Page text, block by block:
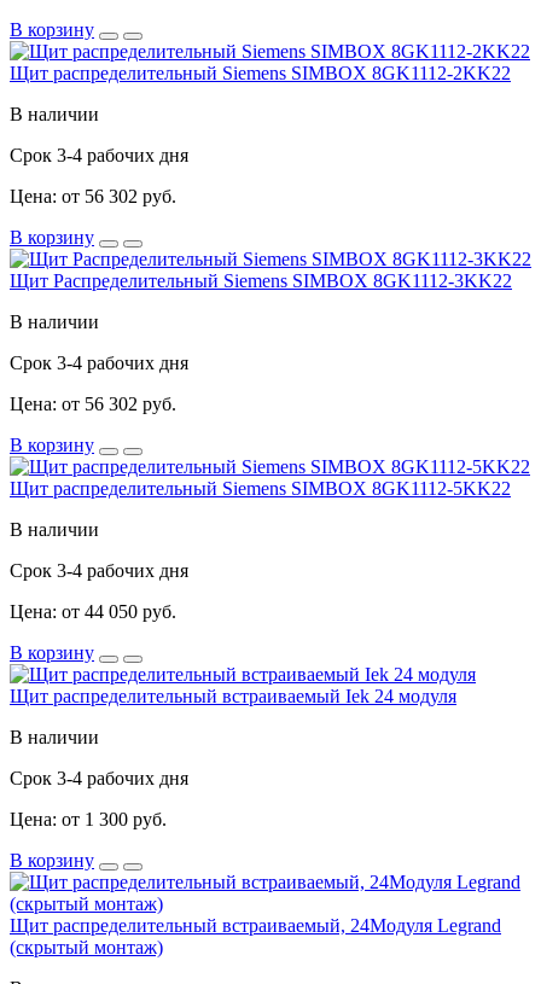
В корзину
Щит распределительный Siemens SIMBOX 8GK1112-2KK22
В наличии
Срок 3-4 рабочих дня
Цена: от 56 302 руб.
В корзину
Щит Распределительный Siemens SIMBOX 8GK1112-3KK22
В наличии
Срок 3-4 рабочих дня
Цена: от 56 302 руб.
В корзину
Щит распределительный Siemens SIMBOX 8GK1112-5KK22
В наличии
Срок 3-4 рабочих дня
Цена: от 44 050 руб.
В корзину
Щит распределительный встраиваемый Iek 24 модуля
В наличии
Срок 3-4 рабочих дня
Цена: от 1 300 руб.
В корзину
Щит распределительный встраиваемый, 24Модуля Legrand
(скрытый монтаж)